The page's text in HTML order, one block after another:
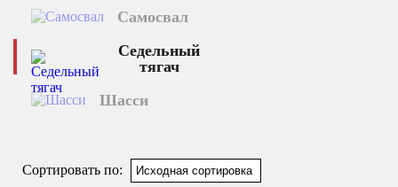
Типы:
Назначение: для перевозки сыпучих грузов; для перевозки
посредством полуприцепной техники грузов и оборудования;
для установки на грузовую платформу различного
оборудования для коммунального и сельского хозяйства.
Самосвал
Седельный
тягач
Шасси
Сортировать по: